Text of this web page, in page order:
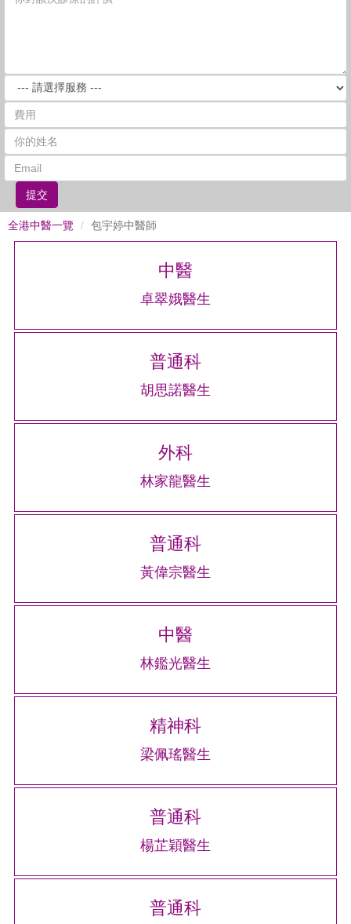
提交
全港中醫一覽 包宇婷中醫師
中醫
卓翠娥醫生
普通科
胡思諾醫生
外科
林家龍醫生
普通科
黃偉宗醫生
中醫
林鑑光醫生
精神科
梁佩瑤醫生
普通科
楊芷穎醫生
普通科